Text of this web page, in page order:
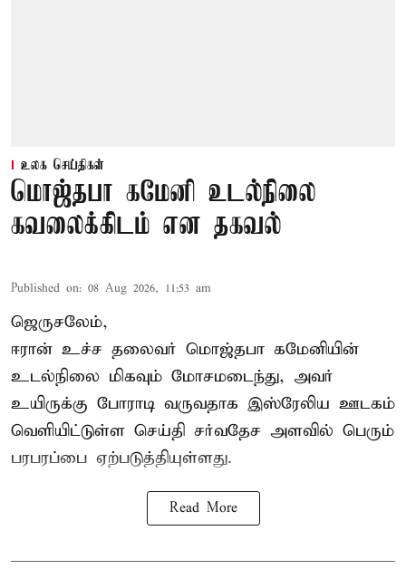
உலக செய்திகள்
மொஜ்தபா கமேனி உடல்நிலை
கவலைக்கிடம் என தகவல்
Published on: 08 Aug 2026, 11:53 am
ஜெருசலேம்,
ஈரான் உச்ச தலைவர் மொஜ்தபா கமேனியின்
உடல்நிலை மிகவும் மோசமடைந்து, அவர்
உயிருக்கு போராடி வருவதாக இஸ்ரேலிய ஊடகம்
வெளியிட்டுள்ள செய்தி சர்வதேச அளவில் பெரும்
பரபரப்பை ஏற்படுத்தியுள்ளது.
Read More